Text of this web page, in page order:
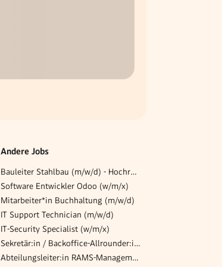
Andere Jobs
Bauleiter Stahlbau (m/w/d) - Hochregalbau/International
Software Entwickler Odoo (w/m/x)
Mitarbeiter*in Buchhaltung (m/w/d)
IT Support Technician (m/w/d)
IT-Security Specialist (w/m/x)
Sekretär:in / Backoffice-Allrounder:in (m/w/d) - Steuerberatung
Abteilungsleiter:in RAMS-Management